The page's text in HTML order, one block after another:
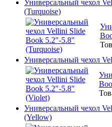
Универсальный чехол
(Turquoise)
Универсальный чехол
Универсальный чехол
(Yellow)